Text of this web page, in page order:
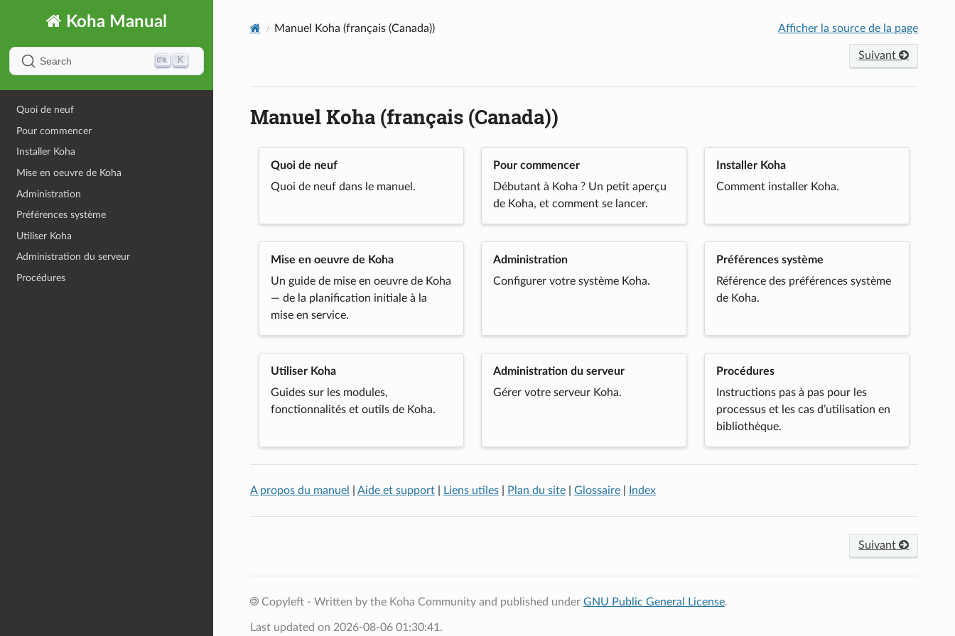
Koha Manual
Search K
Quoi de neuf
Pour commencer
Installer Koha
Mise en oeuvre de Koha
Administration
Préférences système
Utiliser Koha
Administration du serveur
Procédures
Manuel Koha (français (Canada)) Afficher la source de la page
Suivant
Manuel Koha (français (Canada))
Quoi de neuf
Quoi de neuf dans le manuel.
Pour commencer
Débutant à Koha ? Un petit aperçu
de Koha, et comment se lancer.
Installer Koha
Comment installer Koha.
Mise en oeuvre de Koha
Un guide de mise en oeuvre de Koha
— de la planification initiale à la
mise en service.
Administration
Configurer votre système Koha.
Préférences système
Référence des préférences système
de Koha.
Utiliser Koha
Guides sur les modules,
fonctionnalités et outils de Koha.
Administration du serveur
Gérer votre serveur Koha.
Procédures
Instructions pas à pas pour les
processus et les cas d’utilisation en
bibliothèque.
A propos du manuel Aide et support| Liens utiles| Plan du site| Glossaire| Index
Suivant
Copyleft - Written by the Koha Community and published under GNU Public General License.
Last updated on 2026-08-06 01:30:41.